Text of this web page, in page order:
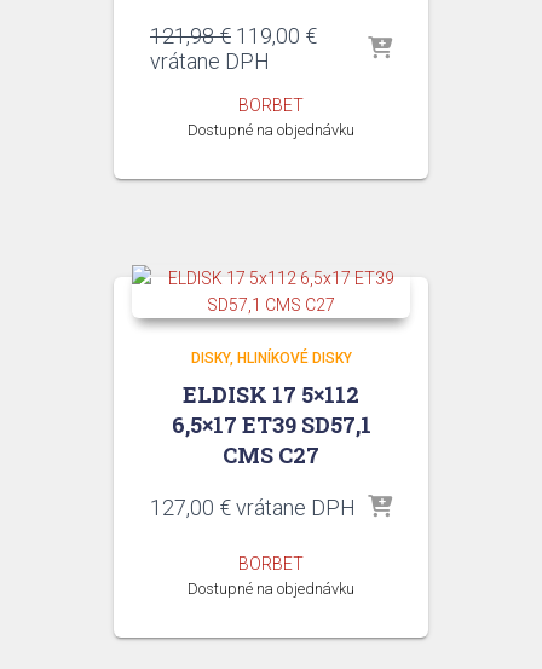
121,98€ Pôvodná
cena
121,98 €.
119,00 €Aktuálna
vrátane DPH
BORBET
Dostupné na objednávku
DISKY HLINÍKOVÉ DISKY
ELDISK 17 5×112
6,5×17 ET39 SD57,1
CMS C27
127,00 €vrátane DPH
BORBET
Dostupné na objednávku